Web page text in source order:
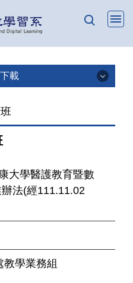
載
大學醫護教育暨數
法(經111.11.02
學業務組